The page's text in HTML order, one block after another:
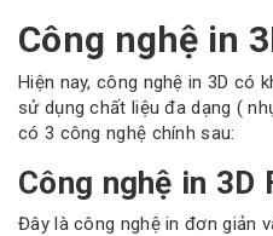
Công nghệ in
Hiện nay, công nghệ in 3D có
sử dụng chất liệu đa dạng (
có 3 công nghệ chính sau:
Công nghệ in 3D
Đây là công nghệ in đơn giản